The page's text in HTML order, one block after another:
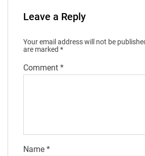
Leave a Reply
Your email address will not be
are marked *
Comment *
Name *